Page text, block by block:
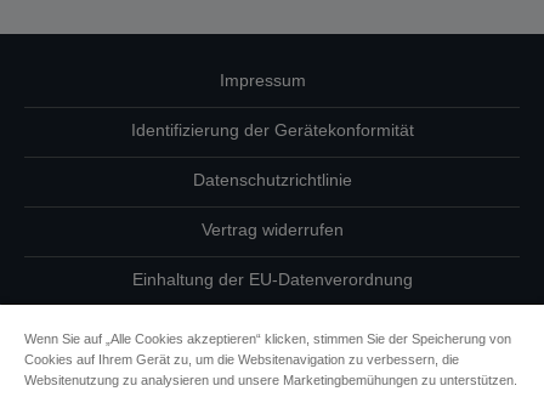
Impressum
Identifizierung der Gerätekonformität
Datenschutzrichtlinie
Vertrag widerrufen
Einhaltung der EU-Datenverordnung
Informationen zu Cookies
Wenn Sie auf „Alle Cookies akzeptieren“ klicken, stimmen Sie der Speicherung von
Cookies auf Ihrem Gerät zu, um die Websitenavigation zu verbessern, die
Websitenutzung zu analysieren und unsere Marketingbemühungen zu unterstützen.